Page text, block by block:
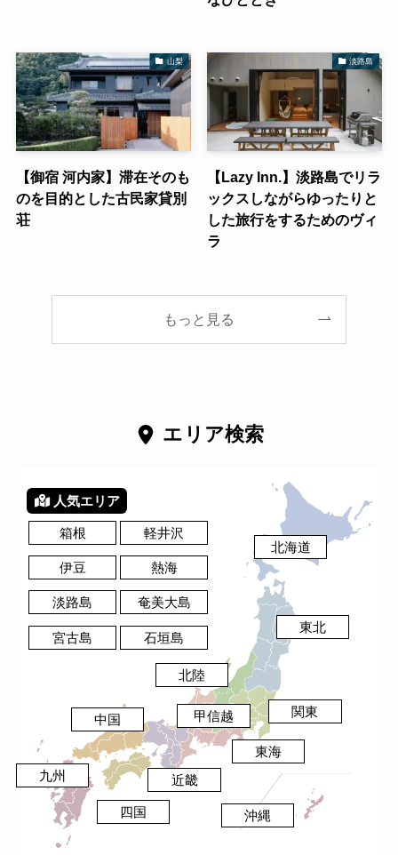
山梨
【御宿 河内家】滞在そのも
のを目的とした古民家貸別
荘
淡路島
【Lazy Inn.】淡路島でリラ
ックスしながらゆったりと
した旅行をするためのヴィ
ラ
もっと見る
エリア検索
東北
関東
北陸
近畿
中国
九州
四国
甲信越
東海
北海道
沖縄
箱根 軽井沢
伊豆 熱海
淡路島 奄美大島
宮古島 石垣島